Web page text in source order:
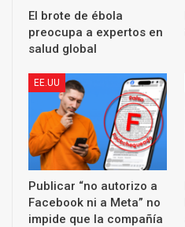
El brote de ébola
preocupa a expertos en
salud global
EE.UU
Publicar “no autorizo a
Facebook ni a Meta” no
impide que la compañía